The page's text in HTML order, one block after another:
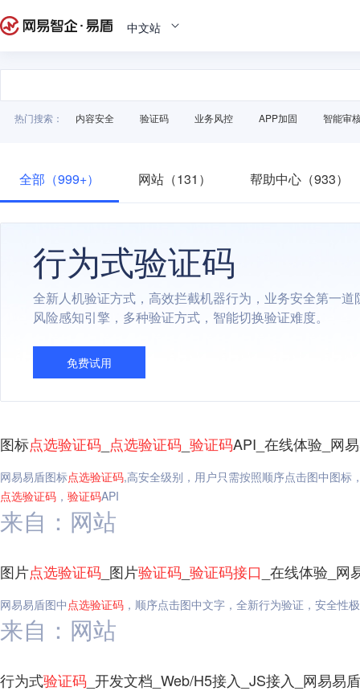
中文站
热门搜索： 内容安全 验证码 业务风控 APP加固 智能审
全部（999+） 网站（131） 帮助中心（933）
行为式验证码
全新人机验证方式，高效拦截机器行为，业务安全第一道
风险感知引擎，多种验证方式，智能切换验证难度。
免费试用
图标点选验证码 点选验证码 验证码API_在线体验_网
网易易盾图标点选验证码,高安全级别，用户只需按照顺序点击图中图标
点选验证码 ， 验证码API
来自：网站
图片点选验证码 _图片验证码 验证码接口 _在线体验_网
网易易盾图中点选验证码 ，顺序点击图中文字，全新行为验证，安全性
来自：网站
行为式验证码 _开发文档_Web/H5接入_JS接入_网易易盾